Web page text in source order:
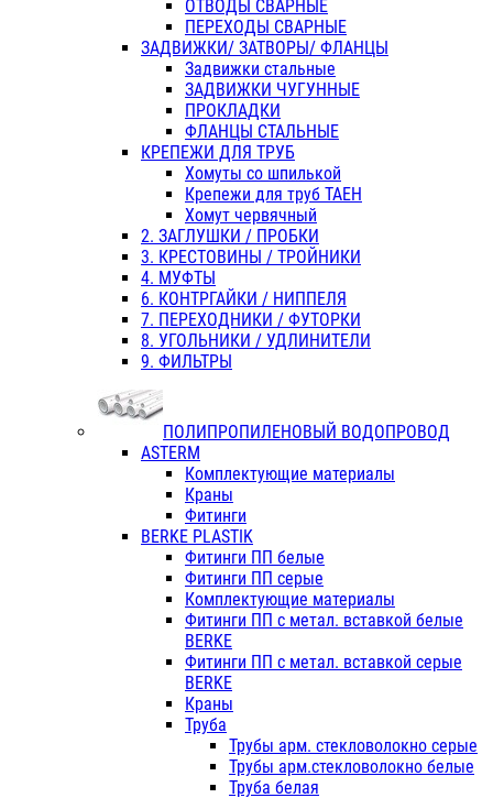
ОТВОДЫ СВАРНЫЕ
ПЕРЕХОДЫ СВАРНЫЕ
ЗАДВИЖКИ/ ЗАТВОРЫ/ ФЛАНЦЫ
Задвижки стальные
ЗАДВИЖКИ ЧУГУННЫЕ
ПРОКЛАДКИ
ФЛАНЦЫ СТАЛЬНЫЕ
КРЕПЕЖИ ДЛЯ ТРУБ
Хомуты со шпилькой
Крепежи для труб ТАЕН
Хомут червячный
2. ЗАГЛУШКИ / ПРОБКИ
3. КРЕСТОВИНЫ / ТРОЙНИКИ
4. МУФТЫ
6. КОНТРГАЙКИ / НИППЕЛЯ
7. ПЕРЕХОДНИКИ / ФУТОРКИ
8. УГОЛЬНИКИ / УДЛИНИТЕЛИ
9. ФИЛЬТРЫ
ПОЛИПРОПИЛЕНОВЫЙ ВОДОПРОВОД
ASTERM
Комплектующие материалы
Краны
Фитинги
BERKE PLASTIK
Фитинги ПП белые
Фитинги ПП серые
Комплектующие материалы
Фитинги ПП с метал. вставкой белые
BERKE
Фитинги ПП с метал. вставкой серые
BERKE
Краны
Труба
Трубы арм. стекловолокно серые
Трубы арм.стекловолокно белые
Труба белая